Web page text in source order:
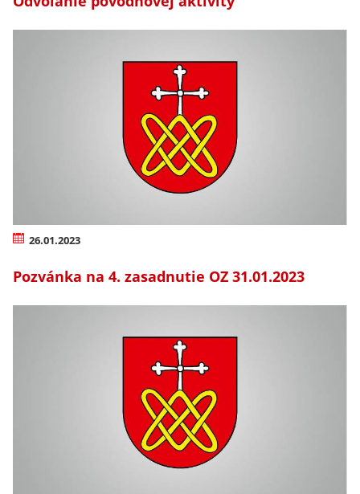
26.01.2023
Pozvánka na 4. zasadnutie OZ 31.01.2023